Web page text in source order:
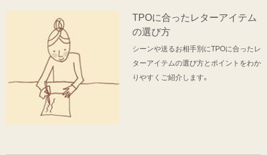
TPOに合ったレターアイテム
の選び方
シーンや送るお相手別にTPOに合ったレ
ターアイテムの選び方とポイントをわか
りやすくご紹介します。